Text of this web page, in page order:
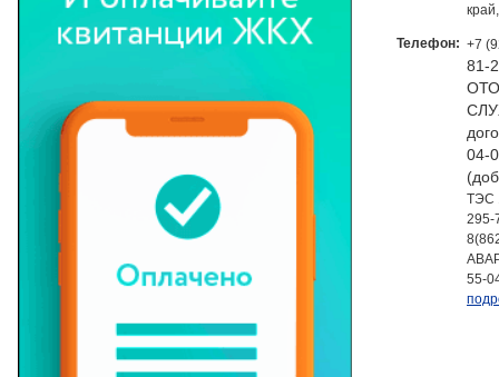
Телефон: +7
81-
04-
ТЭС
295-
55-